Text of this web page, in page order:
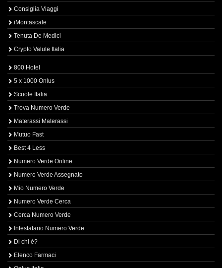
Consiglia Viaggi
iMontascale
Tenuta De Medici
Crypto Valute Italia
800 Hotel
5 x 1000 Onlus
Scuole Italia
Trova Numero Verde
Materassi Materassi
Mutuo Fast
Best 4 Less
Numero Verde Online
Numero Verde Assegnato
Mio Numero Verde
Numero Verde Cerca
Cerca Numero Verde
Intestatario Numero Verde
Di chi è?
Elenco Farmaci